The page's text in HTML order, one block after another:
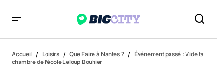
Bouhier
Accueil Loisirs Que Faire à Nantes ?
Événement passé : Vide ta
chambre de l’école Leloup Bouhier